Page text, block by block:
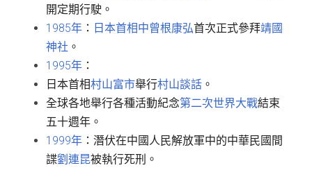
開定期行駛。
1985年 ： 日本首相中曾根康弘首次正式參拜靖國
神社 。
1995年 ：
日本首相村山富市舉行村山談話 。
全球各地舉行各種活動紀念第二次世界大戰結束
五十週年。
1999年 ：潛伏在中國人民解放軍中的中華民國間
諜劉連昆被執行死刑。